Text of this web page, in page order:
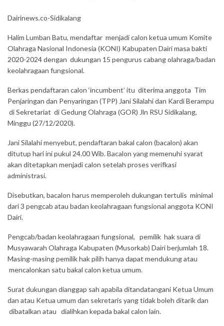
Dairinews.co-Sidikalang
Halim Lumban Batu, mendaftar menjadi calon ketua umum Komite
Olahraga Nasional Indonesia (KONI) Kabupaten Dairi masa bakti
2020-2024 dengan dukungan 15 pengurus cabang olahraga/badan
keolahragaan fungsional.
Berkas pendaftaran calon ‘incumbent’ itu diterima anggota Tim
Penjaringan dan Penyaringan (TPP) Jani Silalahi dan Kardi Berampu
di Sekretariat di Gedung Olahraga (GOR) Jln RSU Sidikalang,
Minggu (27/12/2020).
Jani Silalahi menyebut, pendaftaran bakal calon (bacalon) akan
ditutup hari ini pukul 24.00 Wib. Bacalon yang memenuhi syarat
akan ditetapkan menjadi calon setelah proses verifkasi
administrasi.
Disebutkan, bacalon harus memperoleh dukungan tertulis minimal
dari 3 pengcab atau badan keolahragaan fungsional anggota KONI
Dairi.
Pengcab/badan keolahragaan fungsional, pemilik hak suara di
Musyawarah Olahraga Kabupaten (Musorkab) Dairi berjumlah 18.
Masing-masing pemilik hak pilih hanya dapat mendukung atau
mencalonkan satu bakal calon ketua umum.
Surat dukungan dianggap sah apabila ditandatangani Ketua Umum
dan atau Ketua umum dan sekretaris yang tidak boleh ditarik dan
dibatalkan atau dialihkan kepada bakal calon lain.